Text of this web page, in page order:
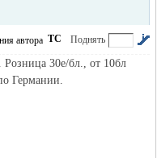
Поднять
ТС
автора
30е/бл., от 10бл
Германии.